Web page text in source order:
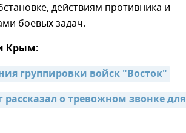
действиям противника и
боевых задач.
Крым:
группировки войск "Восток"
о тревожном звонке для